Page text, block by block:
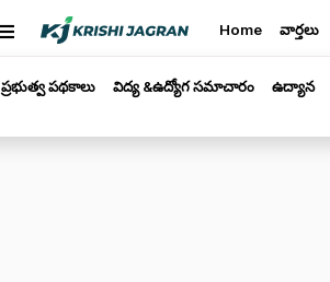
Home వార్తలు
ప్రభుత్వ పథకాలు విద్య &ఉద్యోగ సమాచారం ఉద్యాన